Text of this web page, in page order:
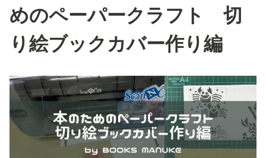
めのペーパークラフト 切
り絵ブックカバー作り編